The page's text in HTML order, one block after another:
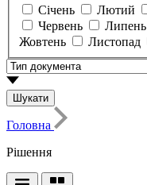
Січень
Лютий
Червень
Липень
Жовтень
Листопад
Шукати
Головна
Рішення